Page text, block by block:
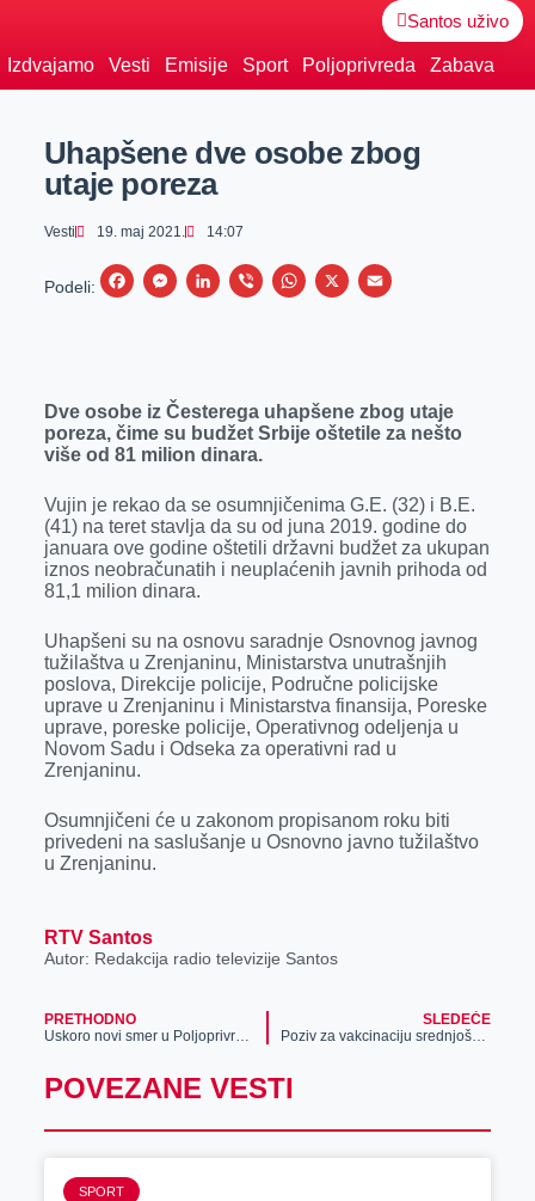
Santos uživo
Izdvajamo Vesti Emisije Sport Poljoprivreda Zabava
Uhapšene dve osobe zbog
utaje poreza
Vesti 19. maj 2021. 14:07
Podeli:
F
b
o
k
M
e
n
e
r
L
e
d
n
V
r
W
s
p
X
E
l
Dve osobe iz Česterega uhapšene zbog utaje
poreza, čime su budžet Srbije oštetile za nešto
više od 81 milion dinara.
Vujin je rekao da se osumnjičenima G.E. (32) i B.E.
(41) na teret stavlja da su od juna 2019. godine do
januara ove godine oštetili državni budžet za ukupan
iznos neobračunatih i neuplaćenih javnih prihoda od
81,1 milion dinara.
Uhapšeni su na osnovu saradnje Osnovnog javnog
tužilaštva u Zrenjaninu, Ministarstva unutrašnjih
poslova, Direkcije policije, Područne policijske
uprave u Zrenjaninu i Ministarstva finansija, Poreske
uprave, poreske policije, Operativnog odeljenja u
Novom Sadu i Odseka za operativni rad u
Zrenjaninu.
Osumnjičeni će u zakonom propisanom roku biti
privedeni na saslušanje u Osnovno javno tužilaštvo
u Zrenjaninu.
RTV Santos
Autor: Redakcija radio televizije Santos
PRETHODNO
Uskoro novi smer u Poljoprivrednoj školi
SLEDEĆE
Poziv za vakcinaciju srednjoškolaca i studenata, vakcinacija u još šest naseljenih mesta
POVEZANE VESTI
SPORT